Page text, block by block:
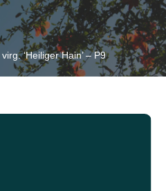
‘Heiliger Hain’ – P9